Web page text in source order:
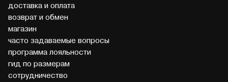
доставка и оплата
возврат и обмен
магазин
часто задаваемые вопросы
программа лояльности
гид по размерам
cотрудничество